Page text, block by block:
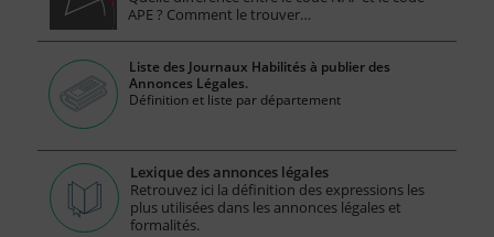
APE ? Comment le trouver…
Liste des Journaux Habilités à publier des
Annonces Légales.
Définition et liste par département
Lexique des annonces légales
Retrouvez ici la définition des expressions les
plus utilisées dans les annonces légales et
formalités.